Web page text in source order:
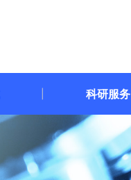
科研服务